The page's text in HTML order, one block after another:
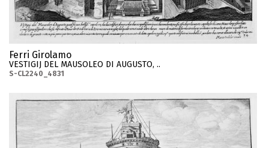
Ferri Girolamo
VESTIGIJ DEL MAUSOLEO DI AUGUSTO, ..
S-CL2240_4831